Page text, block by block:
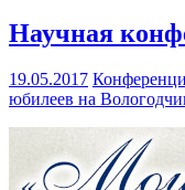
Научная
19.05.2017
юбилеев на